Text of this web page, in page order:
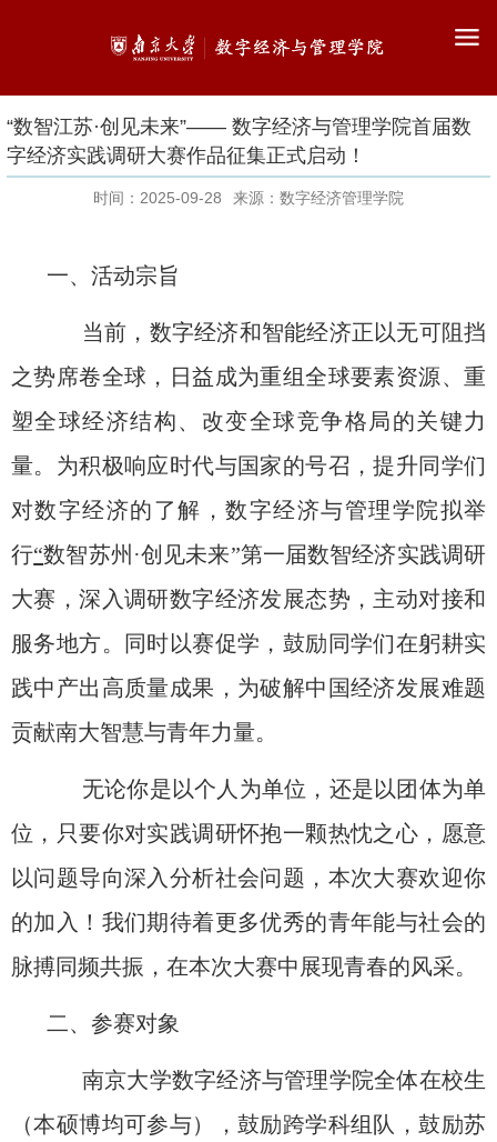
“数智江苏·创见未来”—— 数字经济与管理学院首届数
字经济实践调研大赛作品征集正式启动！
时间：2025-09-28 来源：数字经济管理学院
一、活动宗旨
当前，数字经济和智能经济正以无可阻挡
之势席卷全球，日益成为重组全球要素资源、重
塑全球经济结构、改变全球竞争格局的关键力
量。为积极响应时代与国家的号召，提升同学们
对数字经济的了解，数字经济与管理学院拟举
行“数智苏州 ·创见未来”第一届数智经济实践调研
大赛，深入调研数字经济发展态势，主动对接和
服务地方。
同时以赛促学，鼓励同学们在躬耕实
践中产出高质量成果，为破解中国经济发展难题
贡献南大智慧与青年力量。
无论你是以个人为单位，还是以团体为单
位，只要你对实践调研怀抱一颗热忱之心，愿意
以问题导向深入分析社会问题，本次大赛欢迎你
的加入！我们期待着更多优秀的青年能与社会的
脉搏同频共振，在本次大赛中展现青春的风采。
二、参赛对象
南京大学数字经济与管理学院全体在校生
（本硕博均可参与），鼓励跨学科组队 ，鼓励苏